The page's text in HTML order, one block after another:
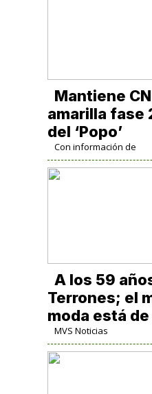
Mantiene
amarilla fase
del ‘Popo’
Con información de
A los 59
Terrones; el
moda está
MVS Noticias